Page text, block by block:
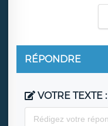
RÉPONDRE
VOTRE TEXTE :